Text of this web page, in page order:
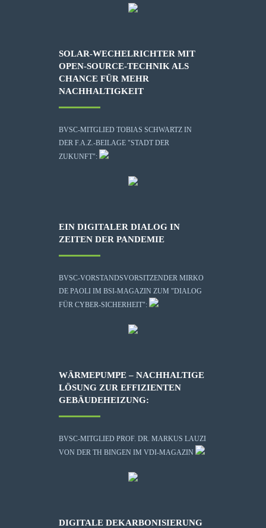
SOLAR-WECHELRICHTER MIT
OPEN-SOURCE-TECHNIK ALS
CHANCE FÜR MEHR
NACHHALTIGKEIT
BVSC-MITGLIED TOBIAS SCHWARTZ IN
DER F.A.Z.-BEILAGE "STADT DER
ZUKUNFT":
EIN DIGITALER DIALOG IN
ZEITEN DER PANDEMIE
BVSC-VORSTANDSVORSITZENDER MIRKO
DE PAOLI IM BSI-MAGAZIN ZUM "DIALOG
FÜR CYBER-SICHERHEIT":
WÄRMEPUMPE – NACHHALTIGE
LÖSUNG ZUR EFFIZIENTEN
GEBÄUDEHEIZUNG:
BVSC-MITGLIED PROF. DR. MARKUS LAUZI
VON DER TH BINGEN IM VDI-MAGAZIN
DIGITALE DEKARBONISIERUNG